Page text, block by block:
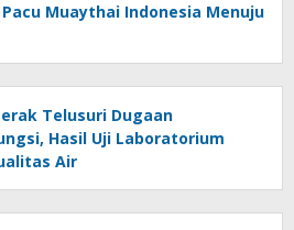
Muaythai Indonesia Menuju
Telusuri Dugaan
Hasil Uji Laboratorium
Air